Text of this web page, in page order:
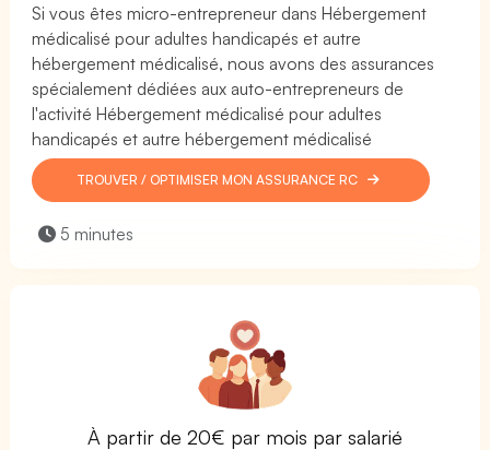
Si vous êtes micro-entrepreneur dans Hébergement
médicalisé pour adultes handicapés et autre
hébergement médicalisé, nous avons des assurances
spécialement dédiées aux auto-entrepreneurs de
l'activité Hébergement médicalisé pour adultes
handicapés et autre hébergement médicalisé
TROUVER / OPTIMISER MON ASSURANCE RC
5 minutes
À partir de 20€ par mois par salarié